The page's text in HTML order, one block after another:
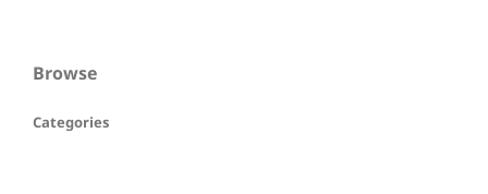
Browse
Categories